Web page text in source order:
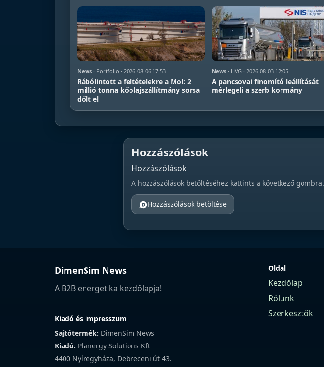
News · Portfolio · 2026-08-06 17:53
Rábólintott a feltételekre a Mol: 2
millió tonna kőolajszállítmány sorsa
dőlt el
News· HVG · 2026-08-03 12:05
A pancsovai finomító leállítását
mérlegeli a szerb kormány
Hozzászólások
Hozzászólások
A hozzászólások betöltéséhez kattints a következő gombra.
Hozzászólások betöltése
DimenSim News
A B2B energetika kezdőlapja!
Kiadó és impresszum
Sajtótermék: DimenSim News
Kiadó: Planergy Solutions Kft.
4400 Nyíregyháza, Debreceni út 43.
Oldal
Kezdőlap
Rólunk
Szerkesztők